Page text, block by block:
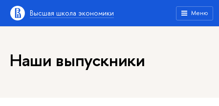
Высшая школа экономики Меню
Наши выпускники